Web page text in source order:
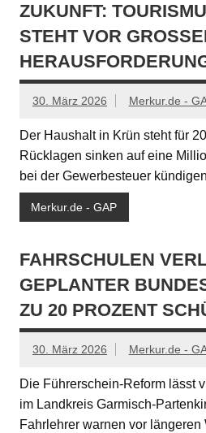
ZUKUNFT:
STEHT VOR GROSSEN
30. März 2026 Merkur.de -
Der Haushalt in Krün steht für
Rücklagen sinken auf eine
bei der Gewerbesteuer
Merkur.de - GAP
FAHRSCHULEN
GEPLANTER
ZU 20 PROZENT
30. März 2026 Merkur.de -
Die Führerschein-Reform lässt
im Landkreis Garmisch-
Fahrlehrer warnen vor längeren